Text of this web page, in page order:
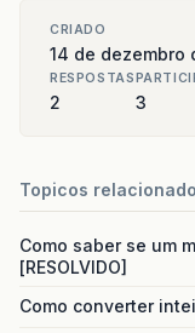
CRIADO
14 de dezembro
RESPOSTAS
2 3
Topicos
Como saber se um
[RESOLVIDO]
Como converter